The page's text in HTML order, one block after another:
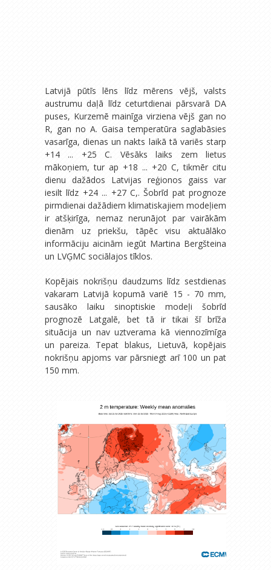
Latvijā pūtīs lēns līdz mērens vējš, valsts
austrumu daļā līdz ceturtdienai pārsvarā DA
puses, Kurzemē mainīga virziena vējš gan no
R, gan no A. Gaisa temperatūra saglabāsies
vasarīga, dienas un nakts laikā tā variēs starp
+14 ... +25 C. Vēsāks laiks zem lietus
mākoņiem, tur ap +18 ... +20 C, tikmēr citu
dienu dažādos Latvijas reģionos gaiss var
iesilt līdz +24 ... +27 C,. Šobrīd pat prognoze
pirmdienai dažādiem klimatiskajiem modeļiem
ir atšķirīga, nemaz nerunājot par vairākām
dienām uz priekšu, tāpēc visu aktuālāko
informāciju aicinām iegūt Martina Bergšteina
un LVĢMC sociālajos tīklos.
Kopējais nokrišņu daudzums līdz sestdienas
vakaram Latvijā kopumā variē 15 - 70 mm,
sausāko laiku sinoptiskie modeļi šobrīd
prognozē Latgalē, bet tā ir tikai šī brīža
situācija un nav uztverama kā viennozīmīga
un pareiza. Tepat blakus, Lietuvā, kopējais
nokrišņu apjoms var pārsniegt arī 100 un pat
150 mm.